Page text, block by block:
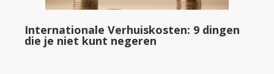
Internationale Verhuiskosten: 9 dingen
die je niet kunt negeren